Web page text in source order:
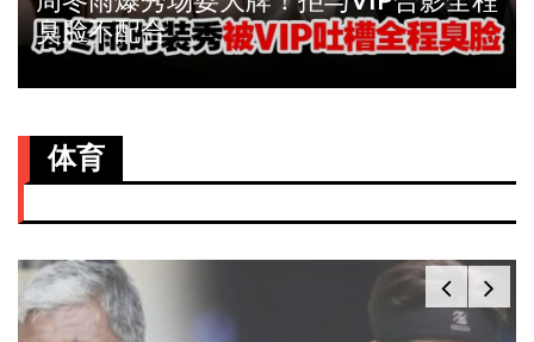
臭脸不配合
体育